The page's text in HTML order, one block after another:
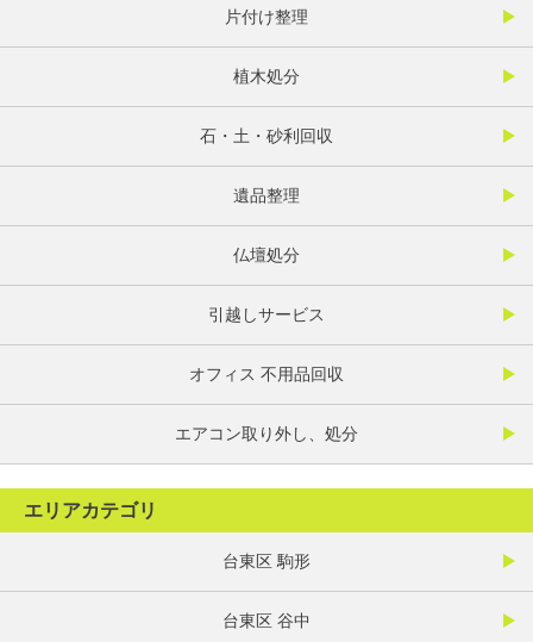
片付け整理
植木処分
石・土・砂利回収
遺品整理
仏壇処分
引越しサービス
オフィス 不用品回収
エアコン取り外し、処分
エリアカテゴリ
台東区 駒形
台東区 谷中